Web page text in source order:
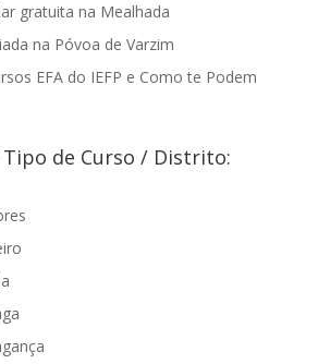
gratuita na Mealhada
na Póvoa de Varzim
EFA do IEFP e Como te Podem
de Curso / Distrito: